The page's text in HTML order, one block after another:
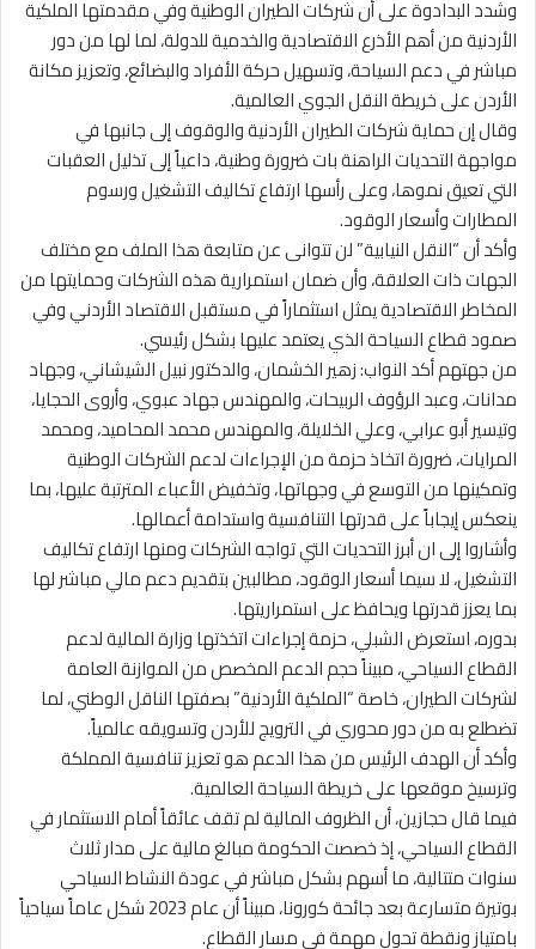
وشدد البدادوة على أن شركات الطيران الوطنية وفي مقدمتها الملكية
الأردنية من أهم الأذرع الاقتصادية والخدمية للدولة، لما لها من دور
مباشر في دعم السياحة، وتسهيل حركة الأفراد والبضائع، وتعزيز مكانة
الأردن على خريطة النقل الجوي العالمية.
وقال إن حماية شركات الطيران الأردنية والوقوف إلى جانبها في
مواجهة التحديات الراهنة بات ضرورة وطنية، داعياً إلى تذليل العقبات
التي تعيق نموها، وعلى رأسها ارتفاع تكاليف التشغيل ورسوم
المطارات وأسعار الوقود.
وأكد أن “النقل النيابية” لن تتوانى عن متابعة هذا الملف مع مختلف
الجهات ذات العلاقة، وأن ضمان استمرارية هذه الشركات وحمايتها من
المخاطر الاقتصادية يمثل استثماراً في مستقبل الاقتصاد الأردني وفي
صمود قطاع السياحة الذي يعتمد عليها بشكل رئيسي.
من جهتهم أكد النواب: زهير الخشمان، والدكتور نبيل الشيشاني، وجهاد
مدانات، وعبد الرؤوف الربيحات، والمهندس جهاد عبوي، وأروى الحجايا،
وتيسير أبو عرابي، وعلي الخلايلة، والمهندس محمد المحاميد، ومحمد
المرايات، ضرورة اتخاذ حزمة من الإجراءات لدعم الشركات الوطنية
وتمكينها من التوسع في وجهاتها، وتخفيض الأعباء المترتبة عليها، بما
ينعكس إيجاباً على قدرتها التنافسية واستدامة أعمالها.
وأشاروا إلى ان أبرز التحديات التي تواجه الشركات ومنها ارتفاع تكاليف
التشغيل، لا سيما أسعار الوقود، مطالبين بتقديم دعم مالي مباشر لها
بما يعزز قدرتها ويحافظ على استمراريتها.
بدوره، استعرض الشبلي، حزمة إجراءات اتخذتها وزارة المالية لدعم
القطاع السياحي، مبيناً حجم الدعم المخصص من الموازنة العامة
لشركات الطيران، خاصة “الملكية الأردنية” بصفتها الناقل الوطني، لما
تضطلع به من دور محوري في الترويج للأردن وتسويقه عالمياً.
وأكد أن الهدف الرئيس من هذا الدعم هو تعزيز تنافسية المملكة
وترسيخ موقعها على خريطة السياحة العالمية.
فيما قال حجازين، أن الظروف المالية لم تقف عائقاً أمام الاستثمار في
القطاع السياحي، إذ خصصت الحكومة مبالغ مالية على مدار ثلاث
سنوات متتالية، ما أسهم بشكل مباشر في عودة النشاط السياحي
بوتيرة متسارعة بعد جائحة كورونا، مبيناً أن عام 2023 شكل عاماً سياحياً
بامتياز ونقطة تحول مهمة في مسار القطاع.